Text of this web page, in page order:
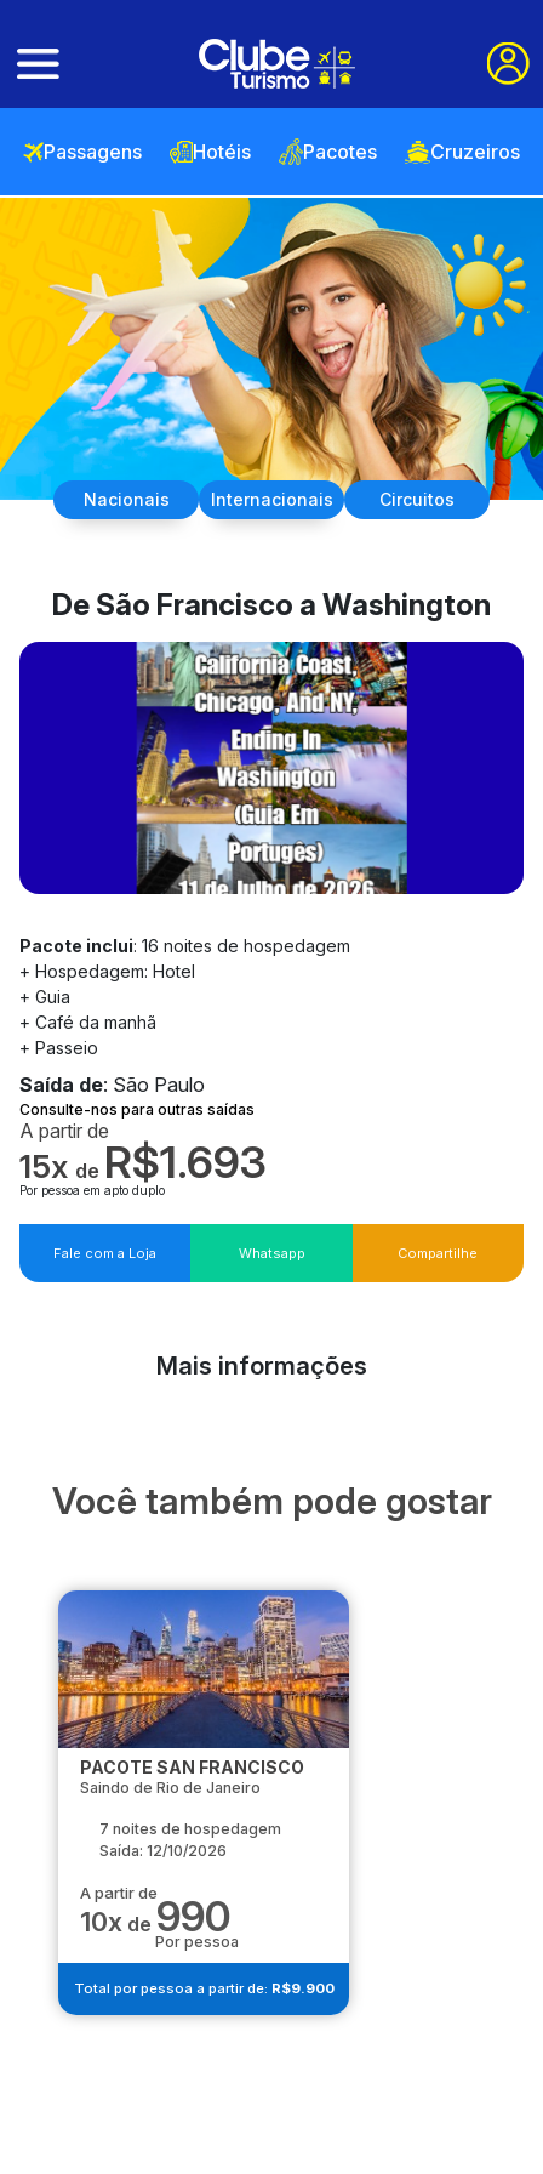
Passagens Hotéis Pacotes Cruzeiros
Nacionais Internacionais Circuitos
De São Francisco a Washington
Pacote inclui: 16 noites de hospedagem
+ Hospedagem: Hotel
+ Guia
+ Café da manhã
+ Passeio
Saída de: São Paulo
Consulte-nos para outras saídas
A partir de
15x de R$1.693
Por pessoa em apto duplo
Fale com a Loja Whatsapp Compartilhe
Mais informações
Você também pode gostar
PACOTE SAN FRANCISCO
Saindo de Rio de Janeiro
7 noites de hospedagem
Saída: 12/10/2026
A partir de
10x de 990
Por pessoa
Total por pessoa a partir de: R$9.900